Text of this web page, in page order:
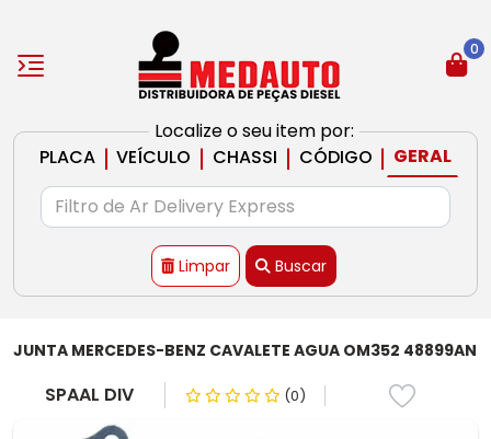
Localize o seu item por:
PLACA | VEÍCULO | CHASSI | CÓDIGO | GERAL
Limpar Buscar
0
JUNTA MERCEDES-BENZ CAVALETE AGUA OM352 48899AN
SPAAL DIV (0)